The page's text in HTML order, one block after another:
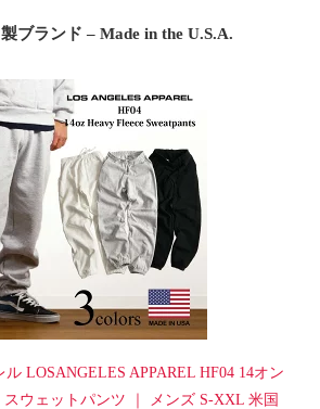
ブランド – Made in the U.S.A.
LOSANGELES APPAREL HF04 14オン
ウェットパンツ ｜ メンズ S-XXL 米国